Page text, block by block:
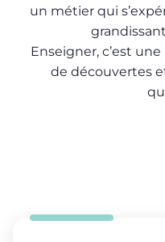
un métier qui
Enseigner, c’est
de découvertes